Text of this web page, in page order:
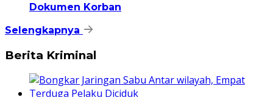
Dokumen Korban
Selengkapnya
Berita Kriminal